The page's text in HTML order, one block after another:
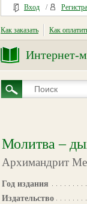
Вход /
Как заказать Как
Интернет-
Молитва –
Архимандрит
Год издания
Издательство